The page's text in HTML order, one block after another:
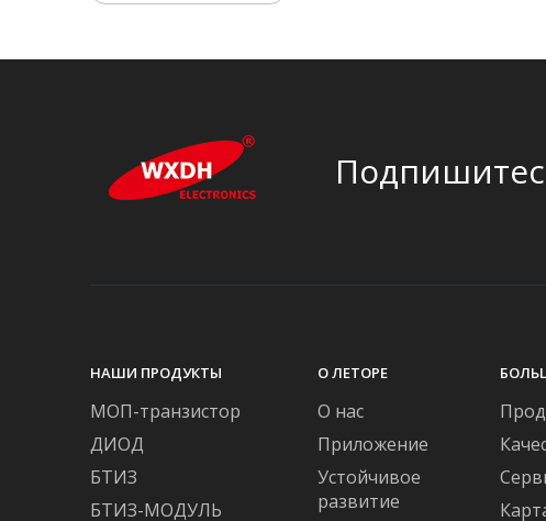
НАШИ ПРОДУКТЫ
МОП-транзистор
ДИОД
БТИЗ
БТИЗ-МОДУЛЬ
О ЛЕТОРЕ
О нас
Приложение
Устойчивое
развитие